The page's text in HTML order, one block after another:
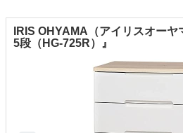
IRIS OHYAMA（アイリスオーヤ
5段（HG-725R）』